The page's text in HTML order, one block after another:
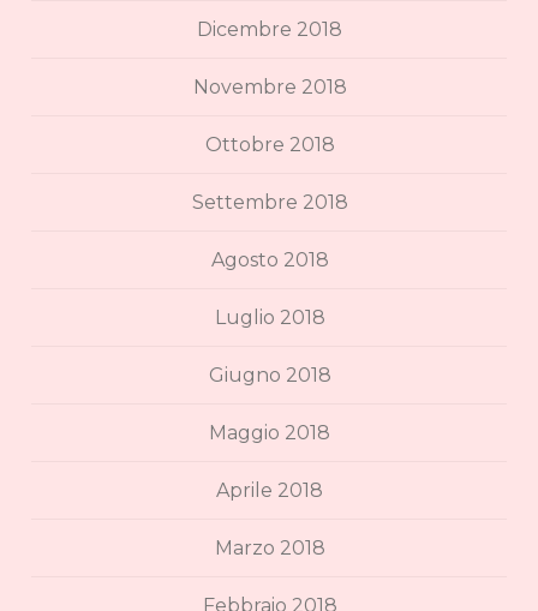
Dicembre 2018
Novembre 2018
Ottobre 2018
Settembre 2018
Agosto 2018
Luglio 2018
Giugno 2018
Maggio 2018
Aprile 2018
Marzo 2018
Febbraio 2018